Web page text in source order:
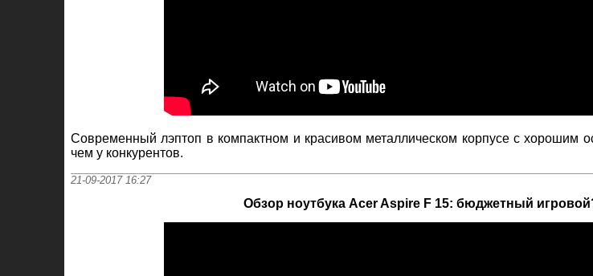
Современный лэптоп в компактном и красивом металлическом корпусе с хорошим
чем у конкурентов.
21-09-2017 16:27
Обзор ноутбука Acer Aspire F 15: бюджетный